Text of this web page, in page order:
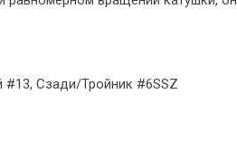
Сзади/Тройник #6SSZ